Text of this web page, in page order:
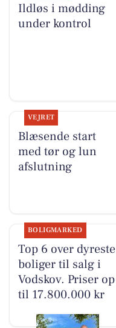
Ildløs i mødding
under kontrol
VEJRET
Blæsende start
med tør og lun
afslutning
BOLIGMARKED
Top 6 over dyreste
boliger til salg i
Vodskov. Priser op
til 17.800.000 kr